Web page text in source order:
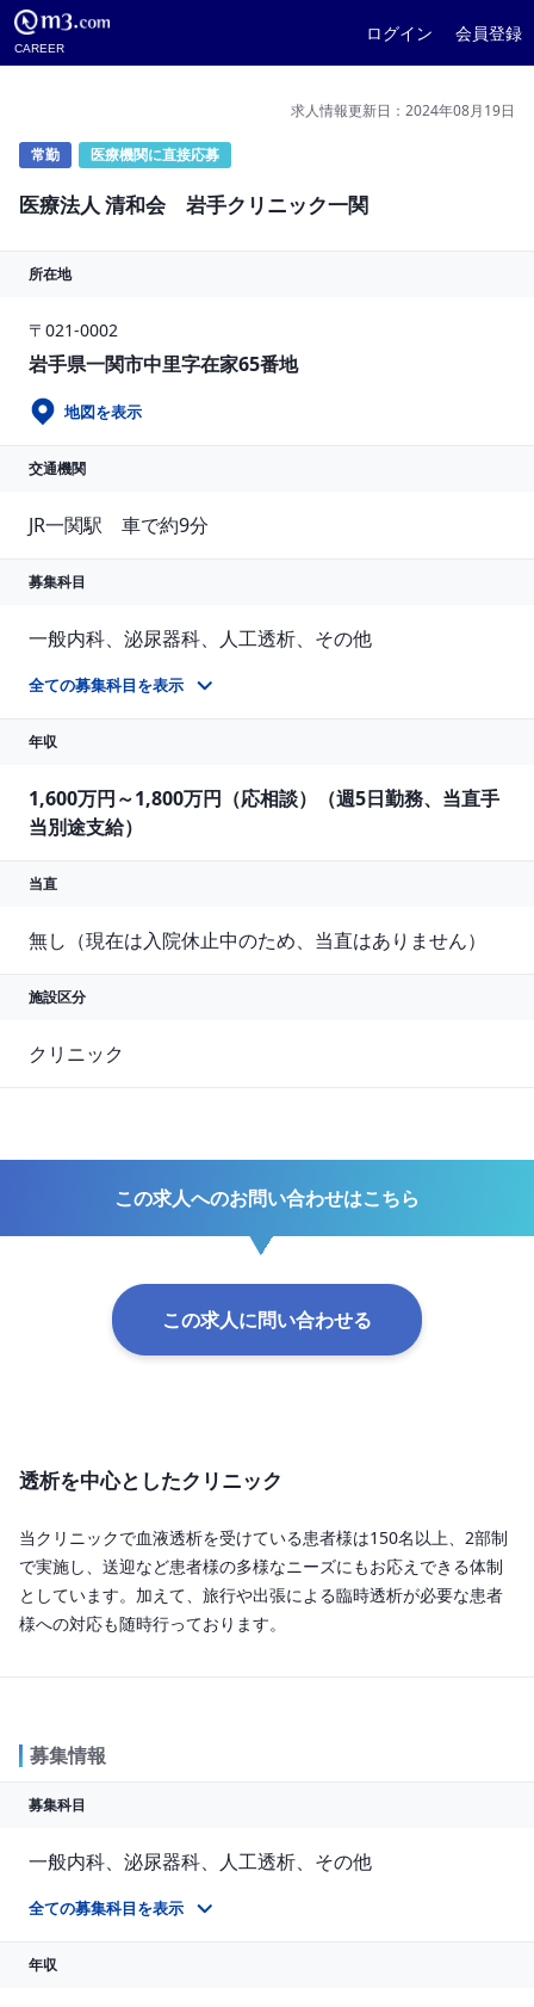
CAREER
ログイン 会員登録
求人情報更新日：2024年08月19日
常勤 医療機関に直接応募
医療法人 清和会 岩手クリニック一関
所在地
〒021-0002
岩手県一関市中里字在家65番地
地図を表示
交通機関
JR一関駅　車で約9分
募集科目
一般内科、泌尿器科、人工透析、その他
全ての募集科目を表示
年収
1,600万円～1,800万円（応相談）（週5日勤務、当直手
当別途支給）
当直
無し（現在は入院休止中のため、当直はありません）
施設区分
クリニック
この求人へのお問い合わせはこちら
この求人に問い合わせる
透析を中心としたクリニック
当クリニックで血液透析を受けている患者様は150名以上、2部制
で実施し、送迎など患者様の多様なニーズにもお応えできる体制
としています。加えて、旅行や出張による臨時透析が必要な患者
様への対応も随時行っております。
募集情報
募集科目
一般内科、泌尿器科、人工透析、その他
全ての募集科目を表示
年収